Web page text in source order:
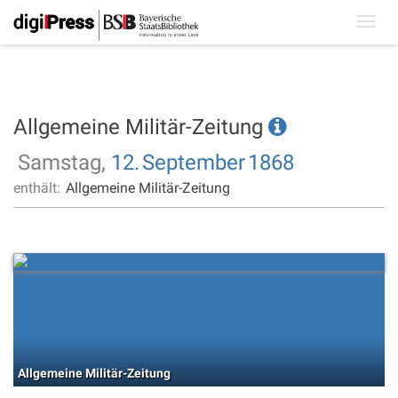
Allgemeine Militär-Zeitung
Samstag, 12.September1868
enthält: Allgemeine Militär-Zeitung
Allgemeine Militär-Zeitung